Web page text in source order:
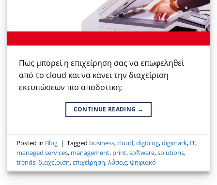
Πως μπορεί η επιχείρηση σας να επωφεληθεί
από το cloud και να κάνει την διαχείριση
εκτυπώσεων πιο αποδοτική;
CONTINUE READING →
Posted in Blog | Tagged business,cloud,digiblog,digimark, IT,
managed services, management, print,software,solutions,
trends,διαχείριση,επιχείρηση,λύσεις, ψηφιακό